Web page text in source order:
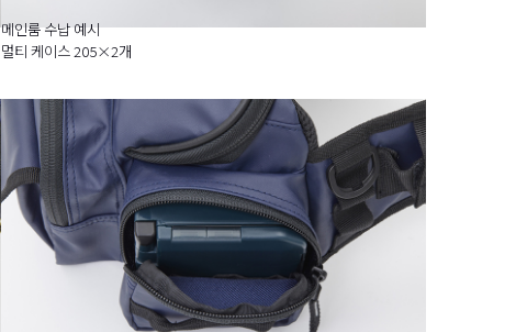
메인룸 수납 예시
멀티 케이스 205×2개